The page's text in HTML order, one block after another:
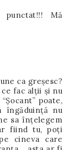
punctat!!! Mă
ca greșesc?
fac alții și nu
poate,
îngăduință nu
sa înțelegem
fiind tu, poți
cineva care